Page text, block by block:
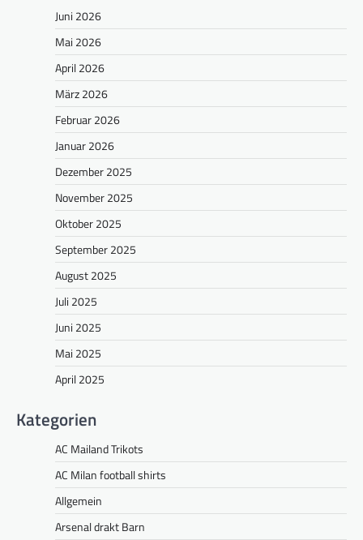
Juni 2026
Mai 2026
April 2026
März 2026
Februar 2026
Januar 2026
Dezember 2025
November 2025
Oktober 2025
September 2025
August 2025
Juli 2025
Juni 2025
Mai 2025
April 2025
Kategorien
AC Mailand Trikots
AC Milan football shirts
Allgemein
Arsenal drakt Barn